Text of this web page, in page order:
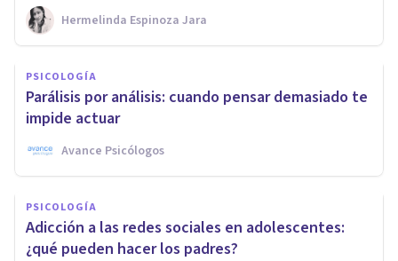
Hermelinda Espinoza Jara
PSICOLOGÍA
Parálisis por análisis: cuando pensar demasiado te
impide actuar
Avance Psicólogos
PSICOLOGÍA
Adicción a las redes sociales en adolescentes:
¿qué pueden hacer los padres?